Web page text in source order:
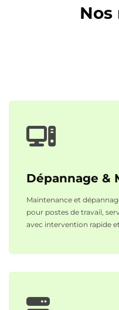
Dépannage &
Maintenance et
pour postes de travail,
avec intervention rapide